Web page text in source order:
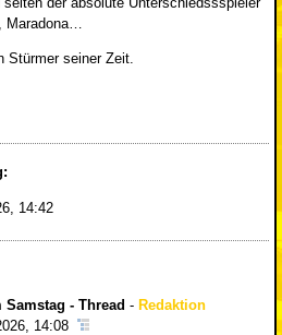
Maradona…
Stürmer seiner Zeit.
14:42
- Thread - Redaktion
14:08